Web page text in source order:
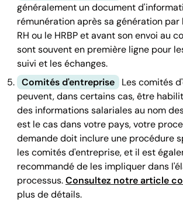
généralement un document
rémunération après sa génération par
RH ou le HRBP et avant son envoi au
sont souvent en première ligne pour
suivi et les échanges.
Comités d'entreprise
Les comités
peuvent, dans certains cas, être
des informations salariales au nom
est le cas dans votre pays, votre
demande doit inclure une procédure
les comités d'entreprise, et il est
recommandé de les impliquer dans
processus.Consultez notre article
plus de détails.